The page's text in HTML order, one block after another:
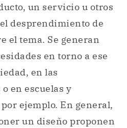
un servicio u otros
desprendimiento de
el tema. Se generan
en torno a ese
en las
en escuelas y
ejemplo. En general,
un diseño proponen